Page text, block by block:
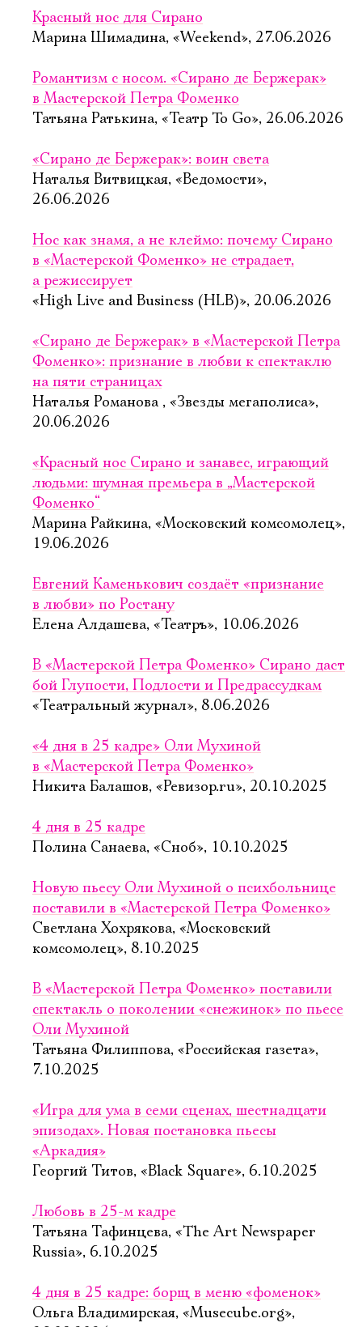
Красный нос для Сирано
Марина Шимадина, «Weekend», 27.06.2026
Романтизм с носом. «Сирано де Бержерак»
в Мастерской Петра Фоменко
Татьяна Ратькина, «Театр To Go», 26.06.2026
«Сирано де Бержерак»: воин света
Наталья Витвицкая, «Ведомости»,
26.06.2026
Нос как знамя, а не клеймо: почему Сирано
в «Мастерской Фоменко» не страдает,
а режиссирует
«High Live and Business (HLB)», 20.06.2026
«Сирано де Бержерак» в «Мастерской Петра
Фоменко»: признание в любви к спектаклю
на пяти страницах
Наталья Романова , «Звезды мегаполиса»,
20.06.2026
«Красный нос Сирано и занавес, играющий
людьми: шумная премьера в „Мастерской
Фоменко“
Марина Райкина, «Московский комсомолец»,
19.06.2026
Евгений Каменькович создаёт «признание
в любви» по Ростану
Елена Алдашева, «Театръ», 10.06.2026
В «Мастерской Петра Фоменко» Сирано даст
бой Глупости, Подлости и Предрассудкам
«Театральный журнал», 8.06.2026
«4 дня в 25 кадре» Оли Мухиной
в «Мастерской Петра Фоменко»
Никита Балашов, «Ревизор.ru», 20.10.2025
4 дня в 25 кадре
Полина Санаева, «Сноб», 10.10.2025
Новую пьесу Оли Мухиной о психбольнице
поставили в «Мастерской Петра Фоменко»
Светлана Хохрякова, «Московский
комсомолец», 8.10.2025
В «Мастерской Петра Фоменко» поставили
спектакль о поколении «снежинок» по пьесе
Оли Мухиной
Татьяна Филиппова, «Российская газета»,
7.10.2025
«Игра для ума в семи сценах, шестнадцати
эпизодах». Новая постановка пьесы
«Аркадия»
Георгий Титов, «Black Square», 6.10.2025
Любовь в 25-м кадре
Татьяна Тафинцева, «The Art Newspaper
Russia», 6.10.2025
4 дня в 25 кадре: борщ в меню «фоменок»
Ольга Владимирская, «Musecube.org»,